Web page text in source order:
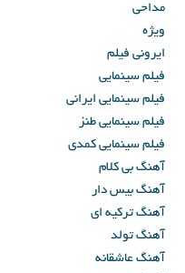
مداحی
ویژه
ایرونی فیلم
فیلم سینمایی
فیلم سینمایی ایرانی
فیلم سینمایی طنز
فیلم سینمایی کمدی
آهنگ بی کلام
آهنگ بیس دار
آهنگ ترکیه ای
آهنگ تولد
آهنگ عاشقانه